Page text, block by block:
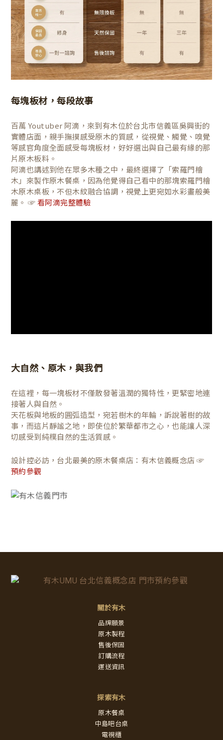
每塊板材，每段故事
百萬 Youtuber 阿滴，來到有木位於台北市信義區吳興街的
實體店面，親手撫摸感受原木的質感，從視覺、觸覺、嗅覺
等感官角度全面感受每塊板材，好好選出與自己最有緣的那
片原木板料。
阿滴也講述到他在眾多木種之中，最終選擇了「索羅門檜
木」來製作原木餐桌，因為他覺得自己看中的那塊索羅門檜
木原木桌板，不但木紋融合協調，視覺上更宛如水彩畫般美
麗。 ☞ 看阿滴完整體驗
大自然、原木，與我們
在這裡，每一塊板材不僅散發著溫潤的獨特性，更緊密地連
接著人與自然。
天花板與地板的圓弧造型，宛若樹木的年輪，訴說著樹的故
事，而這片靜謐之地，即使位於繁華都市之心，也能讓人深
切感受到純樸自然的生活質感。
設計控必訪，台北最美的原木餐桌店：有木信義概念店 ☞
預約參觀
關於有木
品牌願景
原木製程
售後保固
訂購流程
運送資訊
探索有木
原木餐桌
中島吧台桌
電視櫃